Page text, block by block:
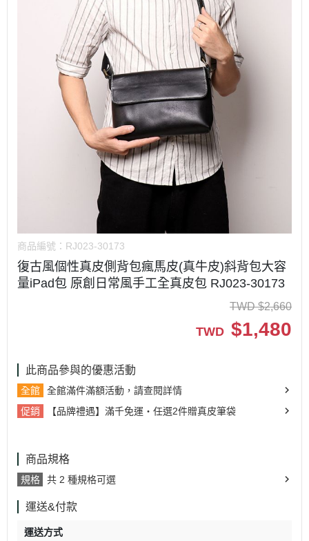
商品編號： RJ023-30173
復古風個性真皮側背包瘋馬皮(真牛皮)斜背包大容
量iPad包 原創日常風手工全真皮包 RJ023-30173
TWD $2,660
TWD $1,480
此商品參與的優惠活動
全館
全館滿件滿額活動，請查閱詳情
促銷
【品牌禮遇】滿千免運・任選2件贈真皮筆袋
商品規格
規格 共 2 種規格可選
運送&付款
運送方式